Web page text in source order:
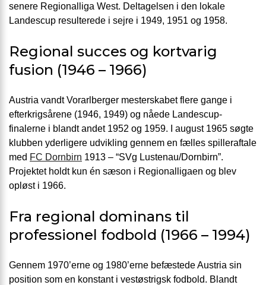
senere Regionalliga West. Deltagelsen i den lokale
Landescup resulterede i sejre i 1949, 1951 og 1958.
Regional succes og kortvarig
fusion (1946 – 1966)
Austria vandt Vorarlberger mesterskabet flere gange i
efterkrigsårene (1946, 1949) og nåede Landescup-
finalerne i blandt andet 1952 og 1959. I august 1965 søgte
klubben yderligere udvikling gennem en fælles spilleraftale
med FC Dornbirn 1913 – “SVg Lustenau/Dornbirn”.
Projektet holdt kun én sæson i Regionalligaen og blev
opløst i 1966.
Fra regional dominans til
professionel fodbold (1966 – 1994)
Gennem 1970’erne og 1980’erne befæstede Austria sin
position som en konstant i vestøstrigsk fodbold. Blandt